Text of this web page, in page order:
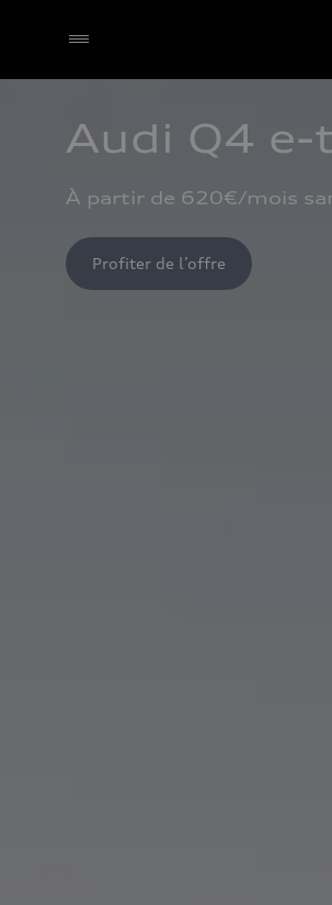
Audi Q4 e-
À partir de 620€/mois
Profiter de l’offre